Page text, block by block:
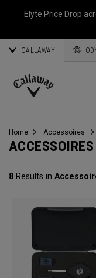
Elyte Price Drop
CALLAWAY
Callaway
Home Accessoires
8 Results in